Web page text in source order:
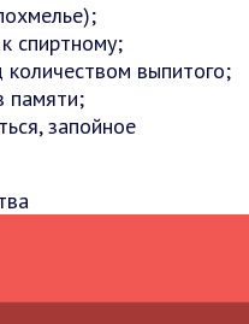
спиртному;
количеством выпитого;
памяти;
запойное